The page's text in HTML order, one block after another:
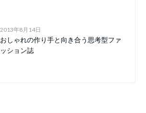
2013年8月14日
おしゃれの作り手と向き合う思考型ファ
ッション誌